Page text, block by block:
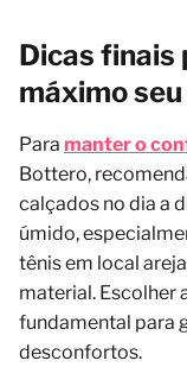
Dicas finais
máximo
Para manter o
Bottero,
calçados no dia a
úmido,
tênis em local
material. Escolher
fundamental para
desconfortos.